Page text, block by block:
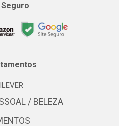
/ BELEZA